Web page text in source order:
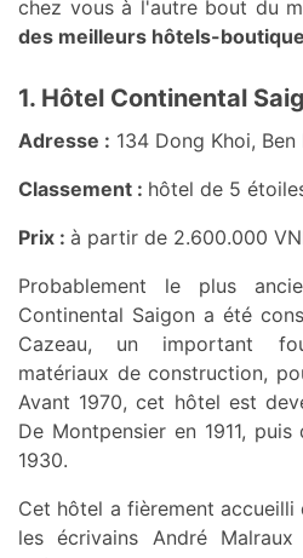
chez vous à l'autre bout du
des meilleurs hôtels-
1. Hôtel Continental
Adresse : 134 Dong Khoi,
Classement : hôtel de 5
Prix : à partir de 2.600.000
Probablement le plus
Continental Saigon a été
Cazeau, un important
matériaux de construction,
Avant 1970, cet hôtel est
De Montpensier en 1911,
1930.
Cet hôtel a fièrement
les écrivains André